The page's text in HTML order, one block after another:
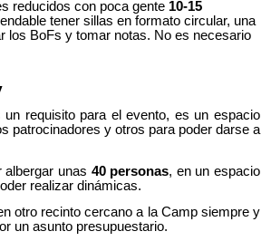
reducidos con poca gente 10-15
tener sillas en formato circular, una
los BoFs y tomar notas. No es necesario
requisito para el evento, es un espacio
patrocinadores y otros para poder darse a
albergar unas 40 personas, en un espacio
realizar dinámicas.
otro recinto cercano a la Camp siempre y
un asunto presupuestario.